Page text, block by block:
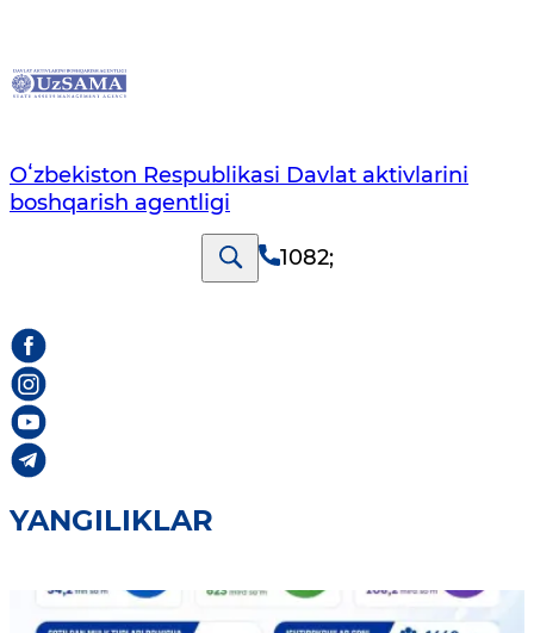
Oʻzbekiston Respublikasi Davlat aktivlarini
boshqarish agentligi
1082;
YANGILIKLAR